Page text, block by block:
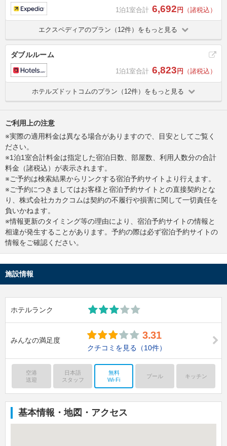
1泊1室合計 6,692円 （諸税込）
エクスペディアのプラン（12件）をもっと見る
ダブルルーム
1泊1室合計 6,823 円 （諸税込）
ホテルズドットコムのプラン（12件）をもっと見る
ご利用上の注意
※実際の適用料金は異なる場合がありますので、目安としてご覧く
ださい。
※1泊1室合計料金は指定した宿泊日数、部屋数、利用人数分の合計
料金（諸税込）が表示されます。
※ご予約は検索結果からリンクする宿泊予約サイトより行えます。
※ご予約につきましてはお客様と宿泊予約サイトとの直接契約とな
り、株式会社カカクコムは契約の不履行や損害に関して一切責任を
負いかねます。
※情報更新のタイミング等の理由により、宿泊予約サイトの情報と
相違が発生することがあります。予約の際は必ず宿泊予約サイトの
情報をご確認ください。
施設情報
ホテルランク
みんなの満足度 3.31
クチコミを見る （10件）
空港
送迎
日本語
スタッフ
無料
Wi-Fi
プール キッチン
基本情報・地図・アクセス